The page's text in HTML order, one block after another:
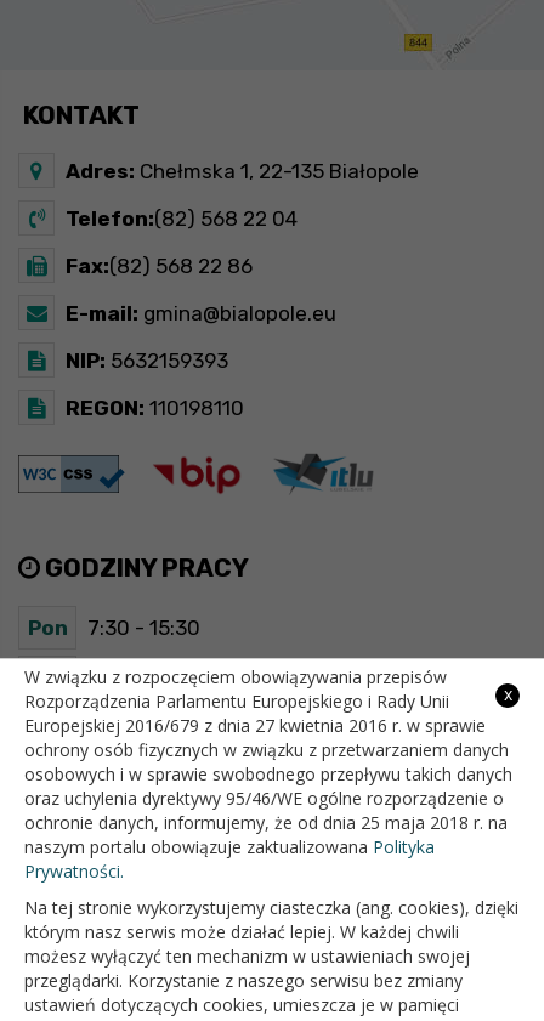
KONTAKT
Adres: Chełmska 1, 22-135 Białopole
Telefon:(82) 568 22 04
Fax:(82) 568 22 86
E-mail: gmina@bialopole.eu
NIP: 5632159393
REGON: 110198110
GODZINY PRACY
Pon 7:30 - 15:30
Wt 7:30 - 15:30
Śr 7:30 - 15:30
Czw 7:30 - 15:30
Pt 7:30 - 15:30
OFICJALNY SERWIS INTERNETOWY GMINY BIAŁOPOLE
x
W związku z rozpoczęciem obowiązywania przepisów
Rozporządzenia Parlamentu Europejskiego i Rady Unii
Europejskiej 2016/679 z dnia 27 kwietnia 2016 r. w sprawie
ochrony osób fizycznych w związku z przetwarzaniem danych
osobowych i w sprawie swobodnego przepływu takich danych
oraz uchylenia dyrektywy 95/46/WE ogólne rozporządzenie o
ochronie danych, informujemy, że od dnia 25 maja 2018 r. na
naszym portalu obowiązuje zaktualizowana Polityka
Prywatności.
Na tej stronie wykorzystujemy ciasteczka (ang. cookies), dzięki
którym nasz serwis może działać lepiej. W każdej chwili
możesz wyłączyć ten mechanizm w ustawieniach swojej
przeglądarki. Korzystanie z naszego serwisu bez zmiany
ustawień dotyczących cookies, umieszcza je w pamięci